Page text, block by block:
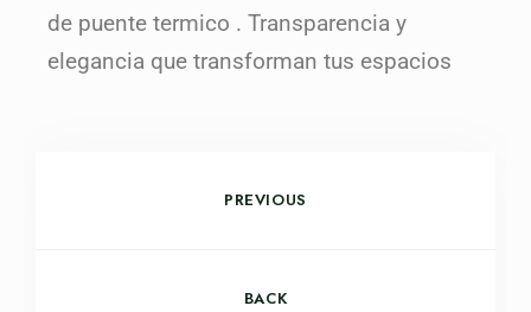
de puente termico . Transparencia y
elegancia que transforman tus espacios
PREVIOUS
BACK